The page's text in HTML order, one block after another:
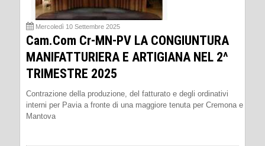
Mercoledì 10 Settembre 2025
Cam.Com Cr-MN-PV LA CONGIUNTURA
MANIFATTURIERA E ARTIGIANA NEL 2^
TRIMESTRE 2025
Contrazione della produzione, del fatturato e degli ordinativi
interni per Pavia a fronte di una maggiore tenuta per Cremona e
Mantova